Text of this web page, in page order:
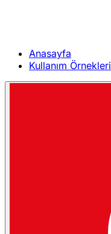
Anasayfa
Kullanım Örnekleri